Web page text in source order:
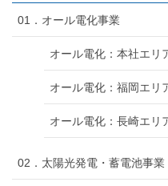
01．オール電化事業
オール電化：本社エリ
オール電化：福岡エリ
オール電化：長崎エリ
02．太陽光発電・蓄電池事業